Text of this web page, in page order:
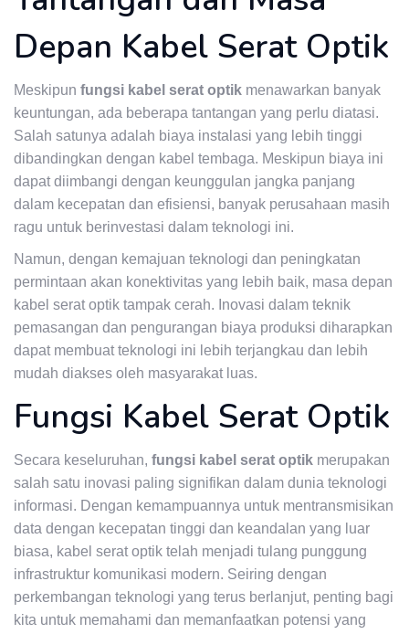
Depan Kabel Serat Optik
Meskipun fungsi kabel serat optik menawarkan banyak
keuntungan, ada beberapa tantangan yang perlu diatasi.
Salah satunya adalah biaya instalasi yang lebih tinggi
dibandingkan dengan kabel tembaga. Meskipun biaya ini
dapat diimbangi dengan keunggulan jangka panjang
dalam kecepatan dan efisiensi, banyak perusahaan masih
ragu untuk berinvestasi dalam teknologi ini.
Namun, dengan kemajuan teknologi dan peningkatan
permintaan akan konektivitas yang lebih baik, masa depan
kabel serat optik tampak cerah. Inovasi dalam teknik
pemasangan dan pengurangan biaya produksi diharapkan
dapat membuat teknologi ini lebih terjangkau dan lebih
mudah diakses oleh masyarakat luas.
Fungsi Kabel Serat Optik
Secara keseluruhan, fungsi kabel serat optik merupakan
salah satu inovasi paling signifikan dalam dunia teknologi
informasi. Dengan kemampuannya untuk mentransmisikan
data dengan kecepatan tinggi dan keandalan yang luar
biasa, kabel serat optik telah menjadi tulang punggung
infrastruktur komunikasi modern. Seiring dengan
perkembangan teknologi yang terus berlanjut, penting bagi
kita untuk memahami dan memanfaatkan potensi yang